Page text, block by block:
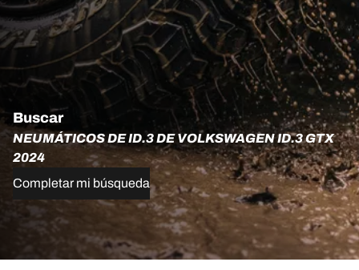
Buscar
NEUMÁTICOS DE ID.3 DE VOLKSWAGEN ID.3 GTX
2024
Completar mi búsqueda